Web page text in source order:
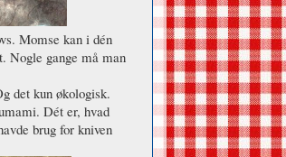
Momse kan i dén
Nogle gange må man
det kun økologisk.
Dét er, hvad
brug for kniven